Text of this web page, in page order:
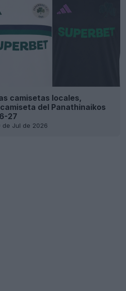
camisetas locales,
del Panathinaikos
27
de Jul de 2026